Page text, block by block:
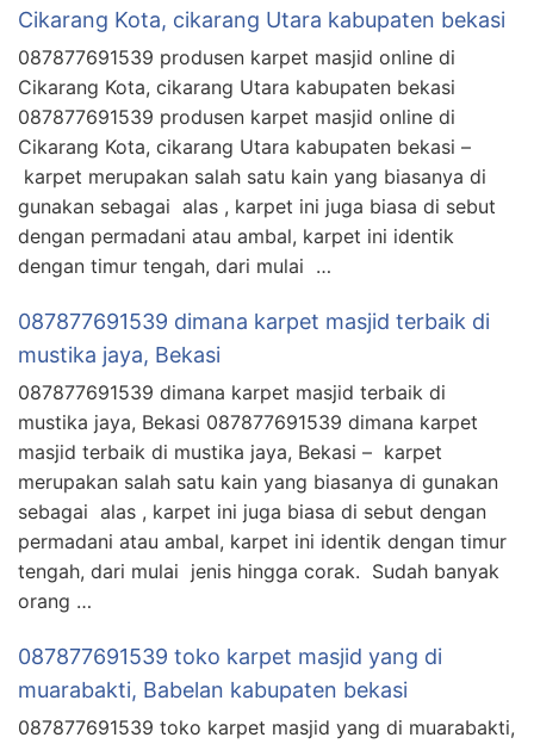
Cikarang Kota, cikarang Utara kabupaten bekasi
087877691539 produsen karpet masjid online di
Cikarang Kota, cikarang Utara kabupaten bekasi
087877691539 produsen karpet masjid online di
Cikarang Kota, cikarang Utara kabupaten bekasi –
karpet merupakan salah satu kain yang biasanya di
gunakan sebagai alas , karpet ini juga biasa di sebut
dengan permadani atau ambal, karpet ini identik
dengan timur tengah, dari mulai …
087877691539 dimana karpet masjid terbaik di
mustika jaya, Bekasi
087877691539 dimana karpet masjid terbaik di
mustika jaya, Bekasi 087877691539 dimana karpet
masjid terbaik di mustika jaya, Bekasi – karpet
merupakan salah satu kain yang biasanya di gunakan
sebagai alas , karpet ini juga biasa di sebut dengan
permadani atau ambal, karpet ini identik dengan timur
tengah, dari mulai jenis hingga corak. Sudah banyak
orang …
087877691539 toko karpet masjid yang di
muarabakti, Babelan kabupaten bekasi
087877691539 toko karpet masjid yang di muarabakti,